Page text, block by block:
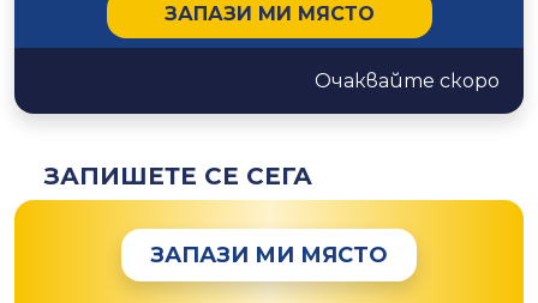
ЗАПАЗИ МИ МЯСТО
Очаквайте скоро
ЗАПИШЕТЕ СЕ СЕГА
ЗАПАЗИ МИ МЯСТО